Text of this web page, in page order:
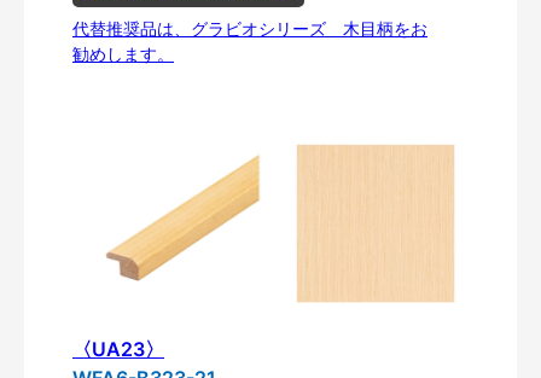
代替推奨品は、グラビオシリーズ 木目柄をお
勧めします。
〈UA23〉